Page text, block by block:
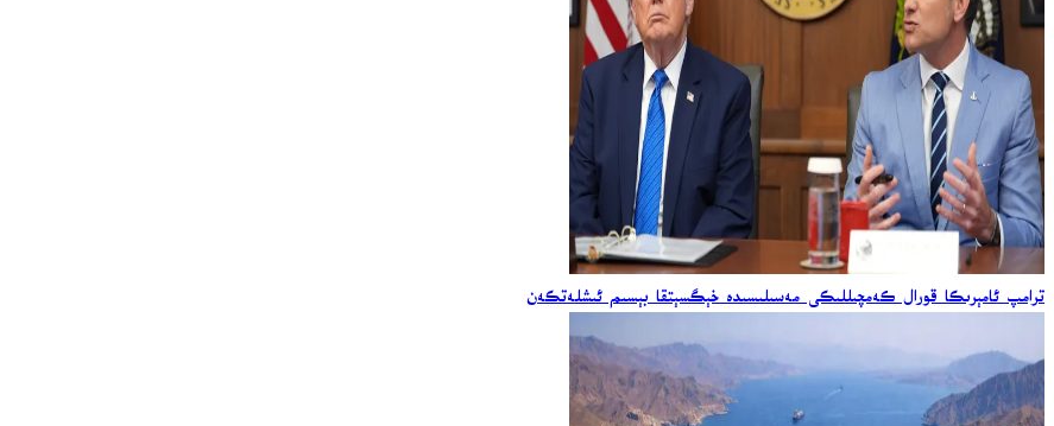
ترامپ ئامېرىكا قورال كەمچىللىكى مەسىلىسىدە خېگسېتقا بېسىم ئىشلەتكەن